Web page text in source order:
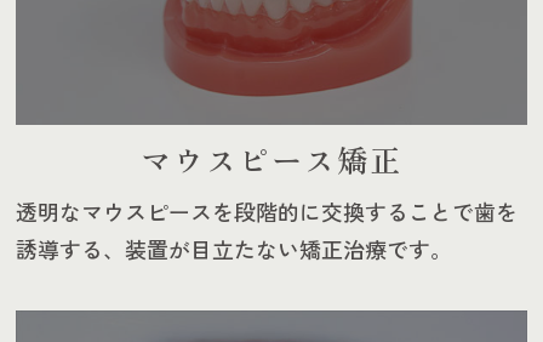
マウスピース矯正
透明なマウスピースを段階的に交換することで歯を
誘導する、装置が目立たない矯正治療です。